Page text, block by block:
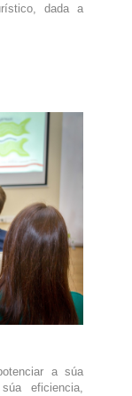
dada a
a súa
eficiencia,